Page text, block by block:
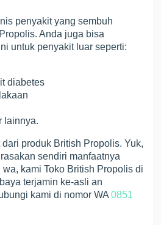
penyakit yang sembuh
Anda juga bisa
untuk penyakit luar seperti:
diabetes
lainnya.
produk British Propolis. Yuk,
sendiri manfaatnya
kami Toko British Propolis di
terjamin ke-asli an
kami di nomor WA0851